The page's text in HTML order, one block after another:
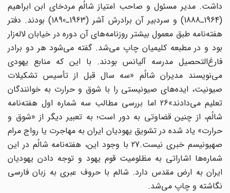
داشت. مدیر مسئول و صاحب امتیاز شالُم مردخای ابن ابراهیم
(1964ـ1888) و سردبیر آن برادرش آشر (1963ـ1890) بودند. دفتر
هفته‌نامه طبق معمول بیشتر روزنامه‌های آن دوره در خیابان لاله‌زار
بود و در مطبعه کلیمیان چاپ می‌شد. گفته می‌شود هر دو برادر
فارغ‌التحصیل مدرسه آلیانس بودند. با این که منابع یهودی
می‌نویسند مدیران شالُم «سه سال قبل از تأسیس تشکیلات
صیونیت، ایده‌های صیونیستی را با شوق و حرارت به خوانندگان
تعلیم می‌دادند»26 اما بررسی مطالب سه شماره اول هفته‌نامه
شالُم، از چنین قضاوتی به دور است؛ به تعبیر دیگر از «شوق و
حرارت» یاد شده در تشویق یهودیان ایران به مهاجرت یا رواج مرام
صهیونیسم خبری نیست.27 با وجود این، هفته‌نامه شالُم در این
شماره‌ها اشاراتی به مظلومیت قوم یهود و توجه دادن یهودیان
ایران به ارض مقدس دارد. شالم با حروف عبری به زبان فارسی
نگاشته و چاپ می‌شد.